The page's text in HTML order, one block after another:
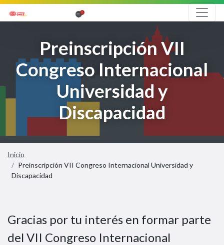
Salto a contenido
Preinscripción VII
Congreso Internacional
Universidad y
Discapacidad
Inicio
Preinscripción VII Congreso Internacional Universidad y
Discapacidad
Gracias por tu interés en formar parte
del VII Congreso Internacional